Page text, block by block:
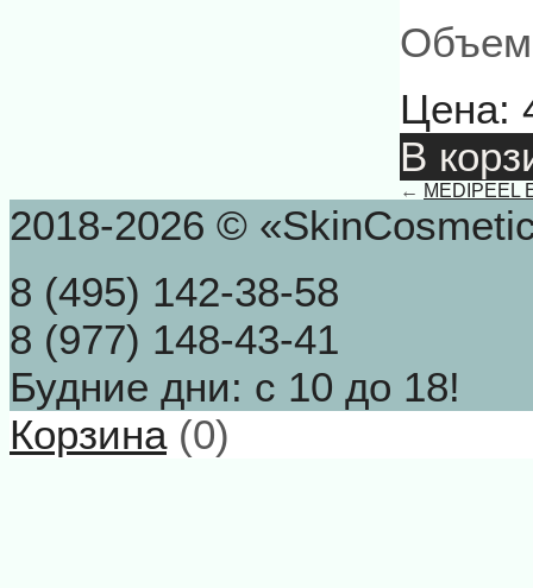
Цена:
В
← MEDIPEEL
2018-2026 ©
8 (495) 142-38-58
8 (977) 148-43-41
Будние дни: с 10 до 18!
Корзина(0)